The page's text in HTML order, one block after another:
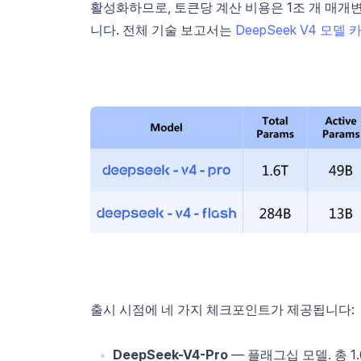
활성화하므로, 토큰당 계산 비용은 1조 개 매
니다. 전체 기술 보고서는 DeepSeek V4 모델
출시 시점에 네 가지 체크포인트가 제공됩니다:
DeepSeek-V4-Pro — 플래그십 모델. 총